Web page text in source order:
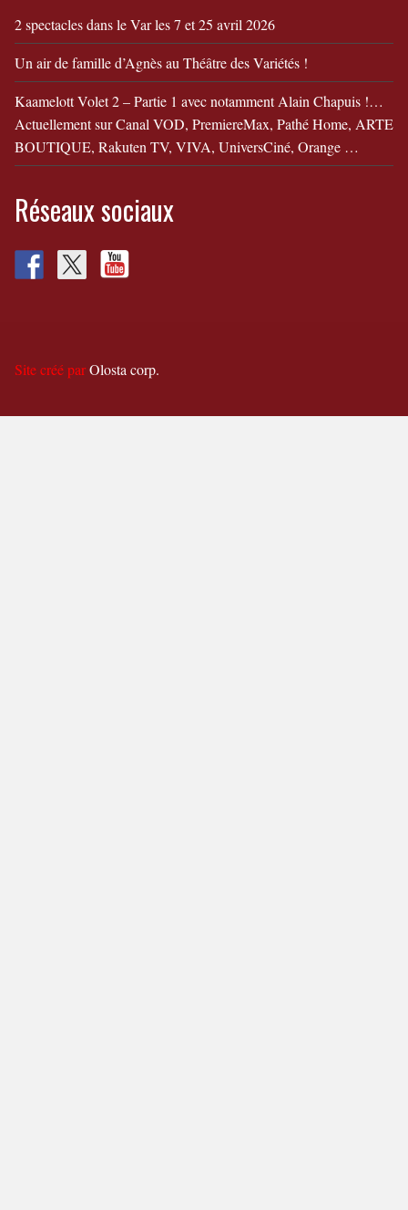
2 spectacles dans le Var les 7 et 25 avril 2026
Un air de famille d’Agnès au Théâtre des Variétés !
Kaamelott Volet 2 – Partie 1 avec notamment Alain Chapuis !…
Actuellement sur Canal VOD, PremiereMax, Pathé Home, ARTE
BOUTIQUE, Rakuten TV, VIVA, UniversCiné, Orange …
Réseaux sociaux
Site créé parOlosta corp.